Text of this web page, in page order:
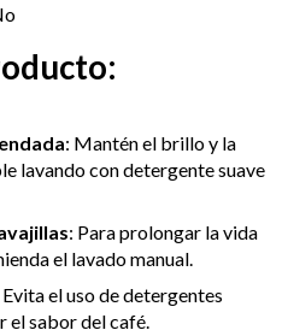
: Mantén el brillo y la
lavando con detergente suave
: Para prolongar la vida
el lavado manual.
Evita el uso de detergentes
el sabor del café.